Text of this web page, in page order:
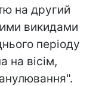
на другий
викидами
періоду
на вісім,